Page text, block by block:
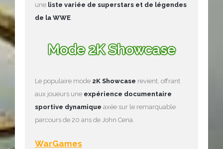
une liste variée de superstars et de légendes
de la WWE.
Mode 2K Showcase
Le populaire mode 2K Showcase revient, offrant
aux joueurs une expérience documentaire
sportive dynamique axée sur le remarquable
parcours de 20 ans de John Cena.
WarGames